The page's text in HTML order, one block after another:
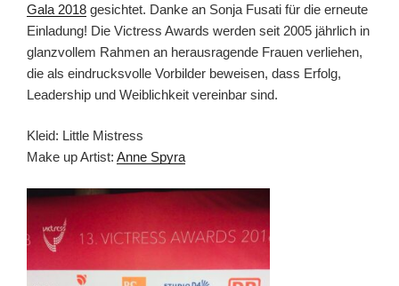
Gala 2018 gesichtet. Danke an Sonja Fusati für die erneute
Einladung! Die Victress Awards werden seit 2005 jährlich in
glanzvollem Rahmen an herausragende Frauen verliehen,
die als eindrucksvolle Vorbilder beweisen, dass Erfolg,
Leadership und Weiblichkeit vereinbar sind.
Kleid: Little Mistress
Make up Artist: Anne Spyra